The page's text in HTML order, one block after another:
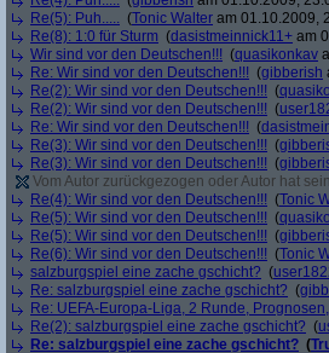
Re(5): Puh..... (Tonic Walter am 01.10.2009,
Re(8): 1:0 für Sturm (dasistmeinnick11+ am
Wir sind vor den Deutschen!!! (quasikonkav
Re: Wir sind vor den Deutschen!!! (gibberish
Re(2): Wir sind vor den Deutschen!!! (
Re(2): Wir sind vor den Deutschen!!! (
Re: Wir sind vor den Deutschen!!! (
Re(3): Wir sind vor den Deutschen!!! (
Re(3): Wir sind vor den Deutschen!!! (
Vom Autor zurückgezogen oder Autor hat
Re(4): Wir sind vor den Deutschen!!! (Tonic
Re(5): Wir sind vor den Deutschen!!! (
Re(5): Wir sind vor den Deutschen!!! (
Re(6): Wir sind vor den Deutschen!!! (Tonic
salzburgspiel eine zache gschicht? (
Re: salzburgspiel eine zache gschicht? (
Re: UEFA-Europa-Liga, 2 Runde,
Re(2): salzburgspiel eine zache gschicht? (
Re: salzburgspiel eine zache gschicht? (